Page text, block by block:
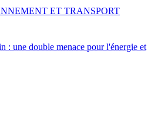
: une double menace pour l'énergie et
ET TRANSPORT